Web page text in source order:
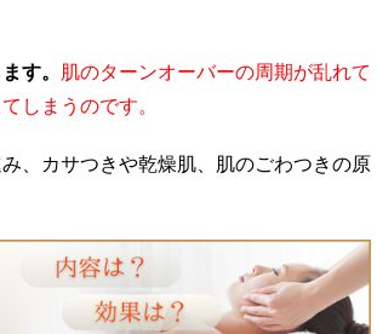
す。 肌のターンオーバーの周期が乱れて
しまうのです。
、カサつきや乾燥肌、肌のごわつきの原